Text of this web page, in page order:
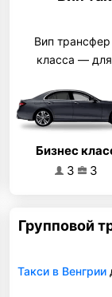
Вип
класса —
Бизнес
3
3
Групповой
Такси в Венгрии